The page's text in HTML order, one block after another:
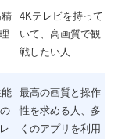
4Kテレビを持って
いて、高画質で観
戦したい人
最高の画質と操作
性を求める人、多
くのアプリを利用